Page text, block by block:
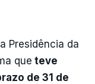
Presidência da
que teve
de 31 de